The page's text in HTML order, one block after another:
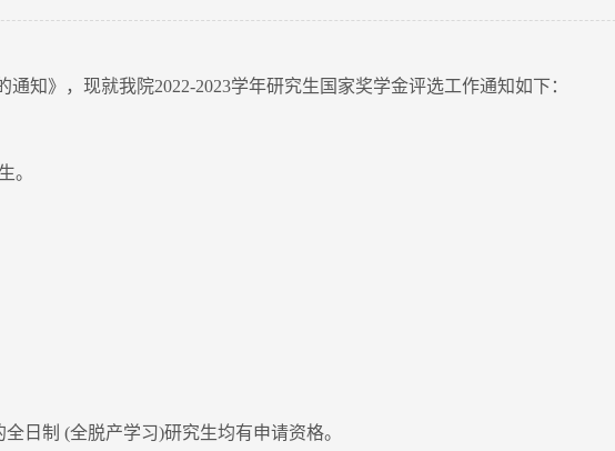
知》，现就我院2022-2023学年研究生国家奖学金评选工作通知如下：
。
日制 (全脱产学习)研究生均有申请资格。